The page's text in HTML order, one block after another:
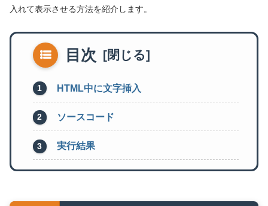
入れて表示させる方法を紹介します。
目次
HTML中に文字挿入
ソースコード
実行結果